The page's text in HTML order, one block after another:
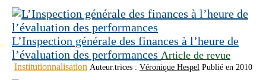
L’Inspection générale des finances à l’heure de
l’évaluation des performances Article de revue
Institutionnalisation Auteur.trices : Véronique Hespel Publié en 2010